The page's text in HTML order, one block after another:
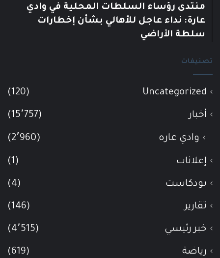
منتدى رؤساء السلطات المحلية في وادي
عارة: نداء عاجل للأهالي بشأن إخطارات
سلطة الأراضي
تصنيفات
Uncategorized
(120)
أخبار (15٬757)
وادي عاره (2٬960)
إعلانات (1)
بودكاست (4)
تقارير (146)
خبر رئيسي (4٬515)
رياضة (619)